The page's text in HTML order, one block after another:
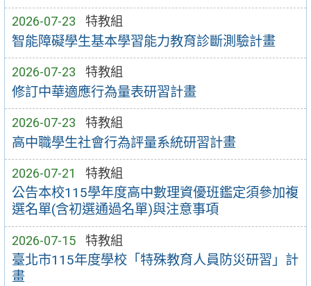
2026-07-23 特教組
智能障礙學生基本學習能力教育診斷測驗計畫
2026-07-23 特教組
修訂中華適應行為量表研習計畫
2026-07-23 特教組
高中職學生社會行為評量系統研習計畫
2026-07-21 特教組
公告本校115學年度高中數理資優班鑑定須參加複
選名單(含初選通過名單)與注意事項
2026-07-15 特教組
臺北市115年度學校「特殊教育人員防災研習」計
畫